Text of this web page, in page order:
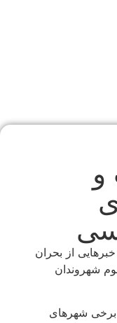
و
از بحران
شهروندان
برخی شهرهای